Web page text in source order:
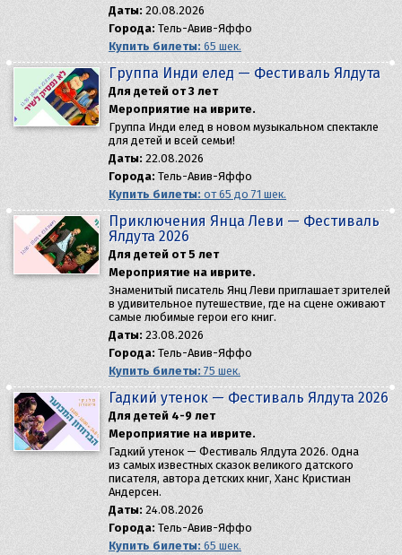
Даты: 20.08.2026
Города: Тель-Авив-Яффо
Купить билеты: 65 шек.
Группа Инди елед — Фестиваль Ялдута
Для детей от 3 лет
Мероприятие на иврите.
Группа Инди елед в новом музыкальном спектакле
для детей и всей семьи!
Даты: 22.08.2026
Города: Тель-Авив-Яффо
Купить билеты: от 65 до 71 шек.
Приключения Янца Леви — Фестиваль
Ялдута 2026
Для детей от 5 лет
Мероприятие на иврите.
Знаменитый писатель Янц Леви приглашает зрителей
в удивительное путешествие, где на сцене оживают
самые любимые герои его книг.
Даты: 23.08.2026
Города: Тель-Авив-Яффо
Купить билеты: 75 шек.
Гадкий утенок — Фестиваль Ялдута 2026
Для детей 4-9 лет
Мероприятие на иврите.
Гадкий утенок — Фестиваль Ялдута 2026. Одна
из самых известных сказок великого датского
писателя, автора детских книг, Ханс Кристиан
Андерсен.
Даты: 24.08.2026
Города: Тель-Авив-Яффо
Купить билеты: 65 шек.